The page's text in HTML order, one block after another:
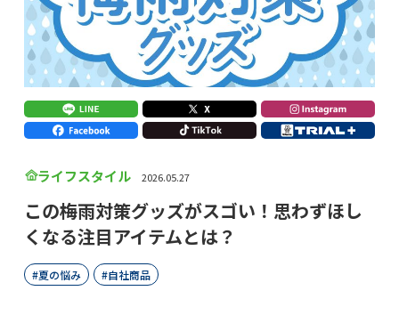
ライフスタイル 2026.05.27
この梅雨対策グッズがスゴい！思わずほし
くなる注目アイテムとは？
夏の悩み 自社商品